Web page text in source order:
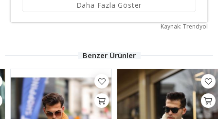
Daha Fazla Göster
Kaynak: Trendyol
Benzer Ürünler